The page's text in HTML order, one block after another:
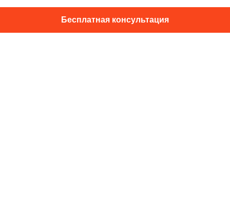
Бесплатная консультация